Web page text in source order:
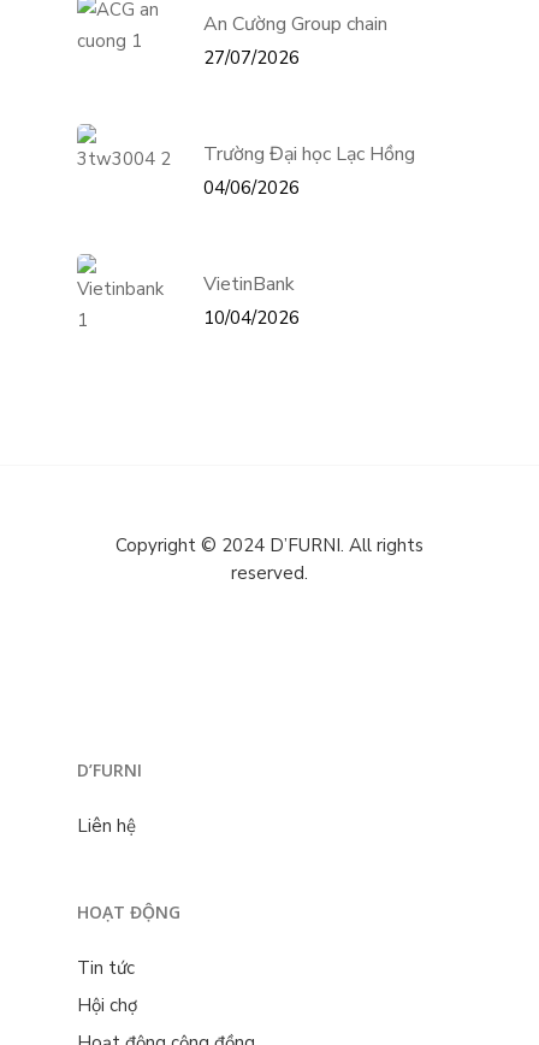
An Cường Group chain
27/07/2026
Trường Đại học Lạc Hồng
04/06/2026
VietinBank
10/04/2026
Copyright © 2024 D’FURNI. All rights
reserved.
D’FURNI
Liên hệ
HOẠT ĐỘNG
Tin tức
Hội chợ